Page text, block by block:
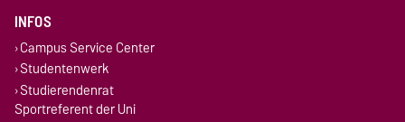
INFOS
Campus Service Center
Studentenwerk
Studierendenrat
Sportreferent der Uni